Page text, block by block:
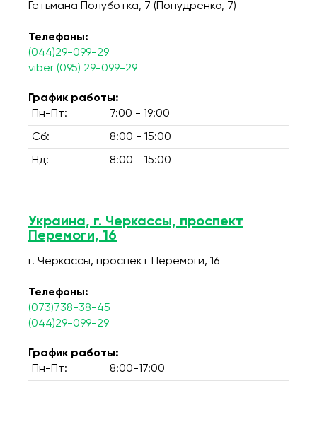
Гетьмана Полуботка, 7 (Попудренко, 7)
Телефоны:
(044)29-099-29
viber (095) 29-099-29
График работы:
Пн-Пт:
7:00 - 19:00
Сб: 8:00 - 15:00
Нд: 8:00 - 15:00
Украина, г. Черкассы, проспект
Перемоги, 16
г. Черкассы, проспект Перемоги, 16
Телефоны:
(073)738-38-45
(044)29-099-29
График работы:
Пн-Пт:
8:00-17:00